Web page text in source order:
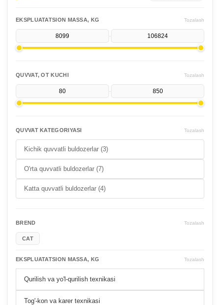
EKSPLUATATSION MASSA, KG Tozalash
-
QUVVAT, OT KUCHI Tozalash
-
QUVVAT KATEGORIYASI Tozalash
Kichik quvvatli buldozerlar (3)
O'rta quvvatli buldozerlar (7)
Katta quvvatli buldozerlar (4)
BREND Tozalash
CAT
EKSPLUATATSION MASSA, KG Tozalash
Qurilish va yo'l-qurilish texnikasi
Tog'-kon va karer texnikasi